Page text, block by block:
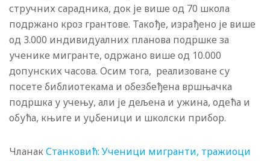
стручних сарадника, док је више од 70 школа
подржано кроз грантове. Такође, израђено је више
од 3.000 индивидуалних планова подршке за
ученике мигранте, одржано више од 10.000
допунских часова. Осим тога, реализоване су
посете библиотекама и обезбеђена вршњачка
подршка у учењу, али је дељена и ужина, одећа и
обућа, књиге и уџбеници и школски прибор.
ЧланакСтанковић: Ученици мигранти, тражиоци